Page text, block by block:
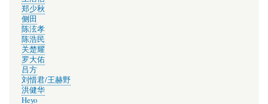
郑少秋
侧田
陈泫孝
陈浩民
关楚耀
罗大佑
吕方
刘惜君/王赫野
洪健华
Heyo